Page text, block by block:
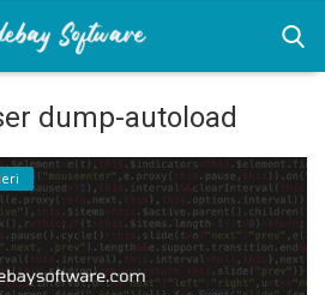
dump-autoload